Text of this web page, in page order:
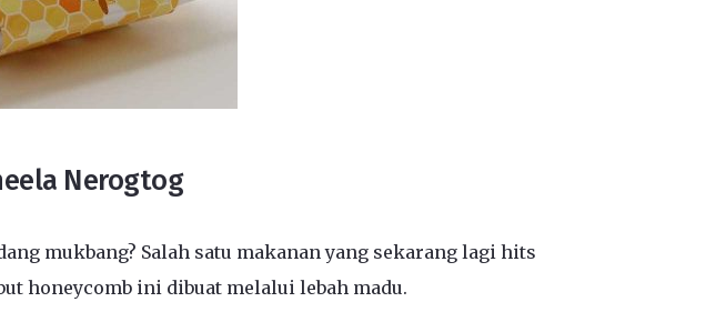
Nerogtog
mukbang? Salah satu makanan yang sekarang lagi hits
honeycomb ini dibuat melalui lebah madu.